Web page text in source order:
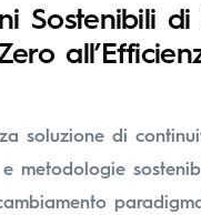
Sostenibili di
soluzione di
metodologie